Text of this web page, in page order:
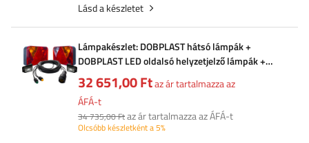
Lásd a készletet
Lámpakészlet: DOBPLAST hátsó lámpák +
DOBPLAST LED oldalsó helyzetjelző lámpák +
MANTES 5,5 m-es 13 tűs kábelköteg
32 651,00 Ftaz ár tartalmazza az
ÁFÁ-t
34 735,00 Ftaz ár tartalmazza az ÁFÁ-t
Olcsóbb készletként a 5%